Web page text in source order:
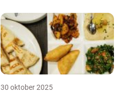
30 oktober 2025